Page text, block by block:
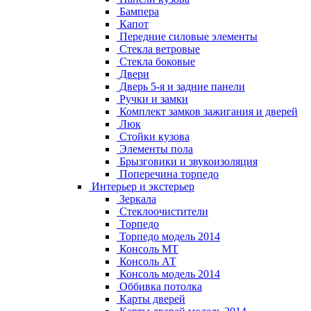
Бампера
Капот
Передние силовые элементы
Стекла ветровые
Стекла боковые
Двери
Дверь 5-я и задние панели
Ручки и замки
Комплект замков зажигания и дверей
Люк
Стойки кузова
Элементы пола
Брызговики и звукоизоляция
Поперечина торпедо
Интерьер и экстерьер
Зеркала
Стеклоочистители
Торпедо
Торпедо модель 2014
Консоль МТ
Консоль АТ
Консоль модель 2014
Оббивка потолка
Карты дверей